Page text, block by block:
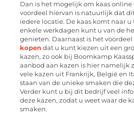
Dan is het mogelijk om kaas online
voordeel hiervan is natuurlijk dat
iedere locatie. De kaas komt naar
enkele werkdagen kunt u van de
genieten. Daarnaast is het voordeel
kopen dat u kunt kiezen uit een
kazen, zo ook bij Boomkamp
aanbod aan kazen is hier namelijk
vele kazen uit Frankrijk, België en
staan van de unieke smaken die
Verder kunt u bij dit bedrijf veel
deze kazen, zodat u weet waar de
smaken.